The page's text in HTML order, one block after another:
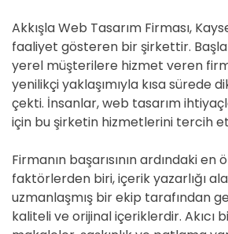
Akkışla Web Tasarım Firması,
faaliyet gösteren bir şirkettir.
yerel müşterilere hizmet veren
yenilikçi yaklaşımıyla kısa sürede
çekti. İnsanlar, web tasarım
için bu şirketin hizmetlerini tercih
Firmanın başarısının ardındaki en
faktörlerden biri, içerik yazarlığı
uzmanlaşmış bir ekip tarafından
kaliteli ve orijinal içeriklerdir. Akıcı